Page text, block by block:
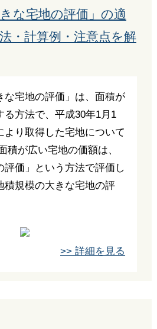
な宅地の評価」の適
・計算例・注意点を解
な宅地の評価」は、面積が
る方法で、平成30年1月1
より取得した宅地について
積が広い宅地の価額は、
評価」という方法で評価し
積規模の大きな宅地の評
>> 詳細を見る